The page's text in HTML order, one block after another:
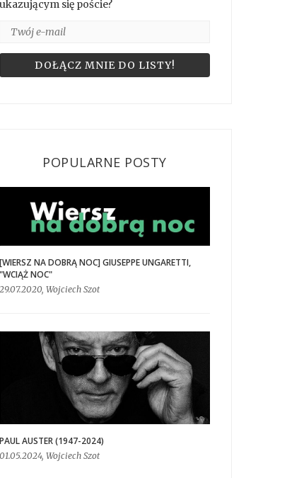
ukazującym się poście?
POPULARNE POSTY
[WIERSZ NA DOBRĄ NOC] GIUSEPPE UNGARETTI,
"WCIĄŻ NOC"
29.07.2020, Wojciech Szot
PAUL AUSTER (1947-2024)
01.05.2024, Wojciech Szot